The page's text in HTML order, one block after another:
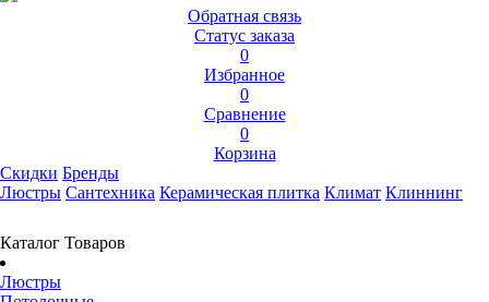
Обратная связь
Статус заказа
0
Избранное
0
Сравнение
0
Корзина
Скидки Бренды
Люстры Сантехника Керамическая плитка Климат Клиннинг
Каталог Товаров
Люстры